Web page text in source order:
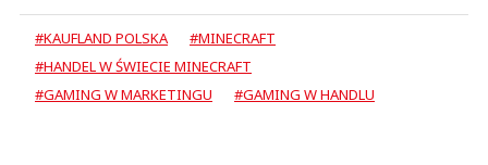
#KAUFLAND POLSKA
#MINECRAFT
#HANDEL W ŚWIECIE MINECRAFT
#GAMING W MARKETINGU
#GAMING W HANDLU